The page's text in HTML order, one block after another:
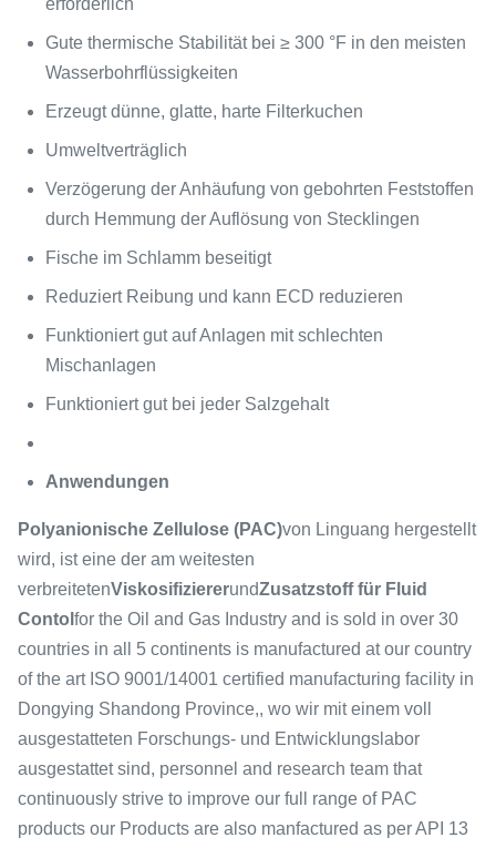
erforderlich
Gute thermische Stabilität bei ≥ 300 °F in den meisten
Wasserbohrflüssigkeiten
Erzeugt dünne, glatte, harte Filterkuchen
Umweltverträglich
Verzögerung der Anhäufung von gebohrten Feststoffen
durch Hemmung der Auflösung von Stecklingen
Fische im Schlamm beseitigt
Reduziert Reibung und kann ECD reduzieren
Funktioniert gut auf Anlagen mit schlechten
Mischanlagen
Funktioniert gut bei jeder Salzgehalt
Anwendungen
Polyanionische Zellulose (PAC)von Linguang hergestellt
wird, ist eine der am weitesten
verbreitetenViskosifiziererundZusatzstoff für Fluid
Contol for the Oil and Gas Industry and is sold in over 30
countries in all 5 continents is manufactured at our country
of the art ISO 9001/14001 certified manufacturing facility in
Dongying Shandong Province,, wo wir mit einem voll
ausgestatteten Forschungs- und Entwicklungslabor
ausgestattet sind, personnel and research team that
continuously strive to improve our full range of PAC
products our Products are also manfactured as per API 13